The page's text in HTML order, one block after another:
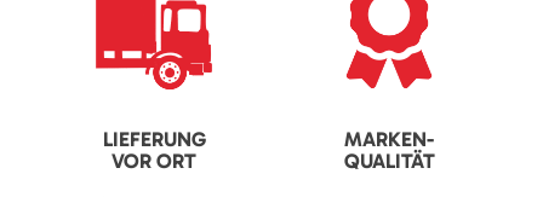
LIEFERUNG
VOR ORT
MARKEN-
QUALITÄT